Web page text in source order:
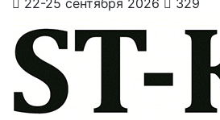
22-25 сентября 2026
329